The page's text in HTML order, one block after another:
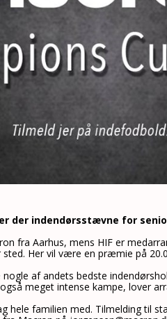
er der indendørsstævne for
fra Aarhus, mens HIF er
Her vil være en præmie på
af andets bedste
meget intense kampe, lover
hele familien med. Tilmelding til